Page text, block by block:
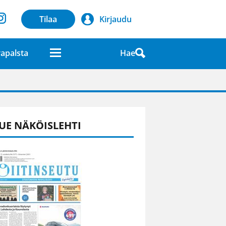
Tilaa Kirjaudu
Hae
lehdessä
NÄKÖISLEHTI